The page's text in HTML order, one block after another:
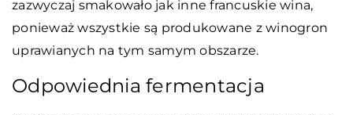
zazwyczaj smakowało jak inne francuskie wina,
ponieważ wszystkie są produkowane z winogron
uprawianych na tym samym obszarze.
Odpowiednia fermentacja